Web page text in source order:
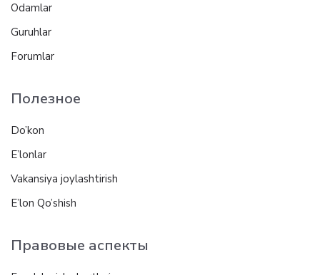
Odamlar
Guruhlar
Forumlar
Полезное
Do’kon
E’lonlar
Vakansiya joylashtirish
E’lon Qo’shish
Правовые аспекты